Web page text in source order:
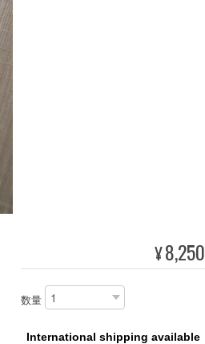
¥8,250
数量
International shipping available